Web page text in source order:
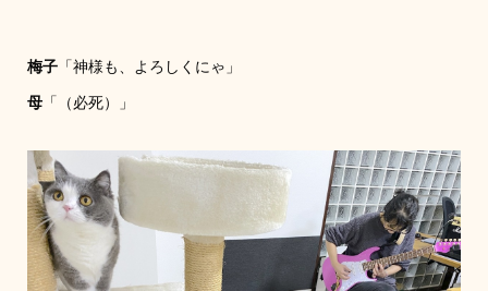
梅子「神様も、よろしくにゃ」
母「（必死）」